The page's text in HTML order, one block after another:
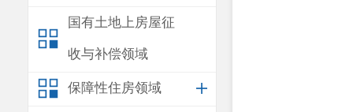
国有土地上房屋征
收与补偿领域
保障性住房领域